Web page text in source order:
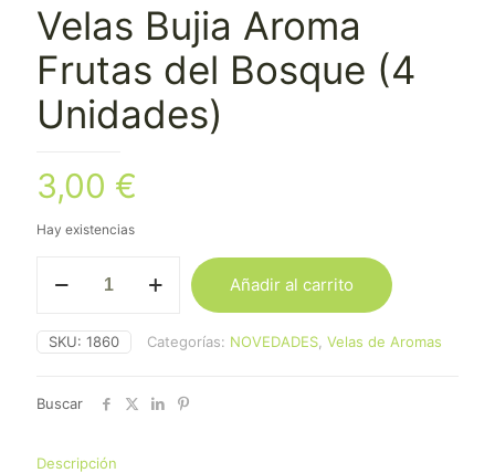
Velas Bujia Aroma
Frutas del Bosque (4
Unidades)
3,00 €
Hay existencias
Bujia
Frutas
del
Unidades)
Añadir al carrito
SKU: 1860 Categorías: NOVEDADES Velas de Aromas
Buscar
Descripción